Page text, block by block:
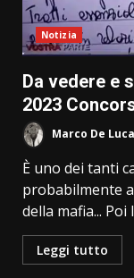
Notizia
Da vedere e
2023
Marco De Luca
È uno dei tanti
probabilmente
della mafia... Poi
Leggi tutto